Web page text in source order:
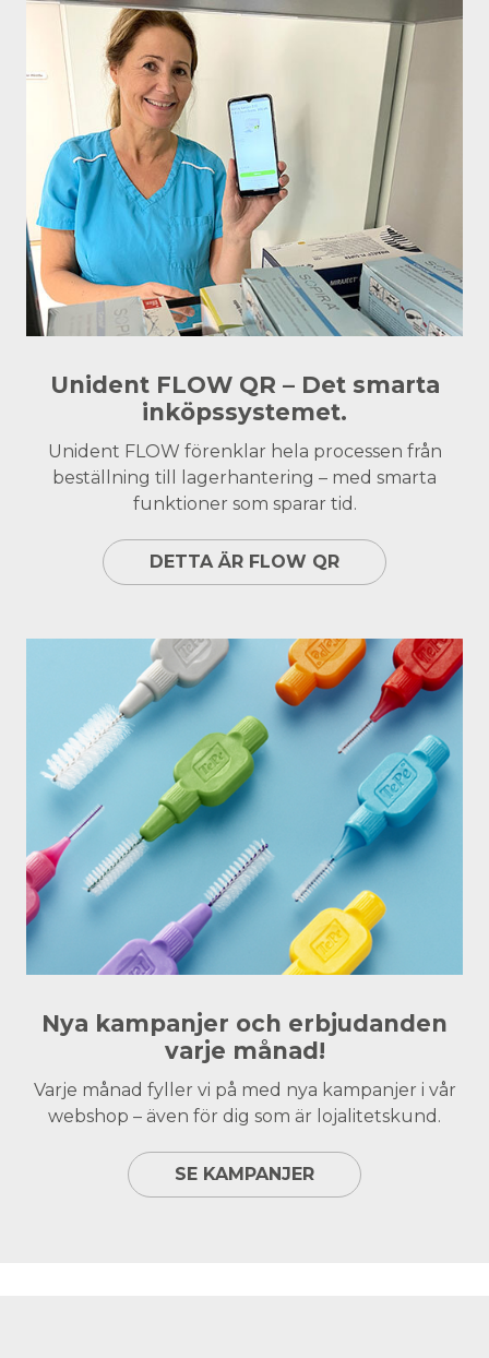
Unident FLOW QR – Det smarta
inköpssystemet.
Unident FLOW förenklar hela processen från
beställning till lagerhantering – med smarta
funktioner som sparar tid.
DETTA ÄR FLOW QR
Nya kampanjer och erbjudanden
varje månad!
Varje månad fyller vi på med nya kampanjer i vår
webshop – även för dig som är lojalitetskund.
SE KAMPANJER